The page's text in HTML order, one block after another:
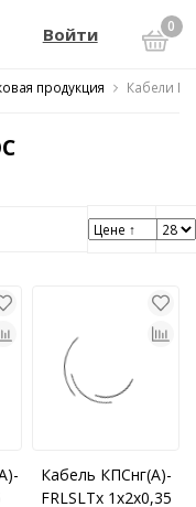
Войти 0
продукция Кабели
Кабель КПСнг(A)-
FRLSLTx 1x2x0,35